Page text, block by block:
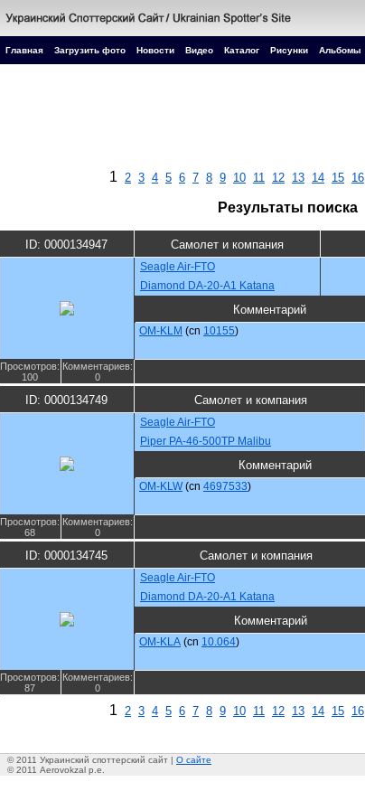
Главная Загрузить фото Новости Видео Каталог Рисунки Альбомы
1 2 3 4 5 6 7 8 9 10 11 12 13 14 15 16
Результаты поиска
ID: 0000134947 Самолет и компания
Seagle Air-FTO
Diamond DA-20-A1 Katana
Комментарий
OM-KLM (cn 10155)
Просмотров:
100
Комментариев:
0
ID: 0000134749 Самолет и компания
Seagle Air-FTO
Piper PA-46-500TP Malibu
Комментарий
OM-KLW (cn 4697533)
Просмотров:
68
Комментариев:
0
ID: 0000134745 Самолет и компания
Seagle Air-FTO
Diamond DA-20-A1 Katana
Комментарий
OM-KLA (cn 10.064)
Просмотров:
87
Комментариев:
0
1 2 3 4 5 6 7 8 9 10 11 12 13 14 15 16
© 2011 Украинский споттерский сайт | О сайте
© 2011 Aerovokzal p.e.